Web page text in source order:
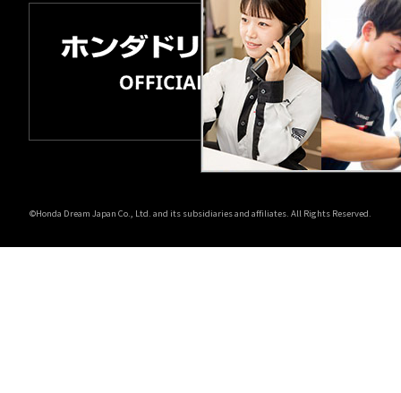
©Honda Dream Japan Co., Ltd. and its subsidiaries and affiliates. All Rights Reserved.